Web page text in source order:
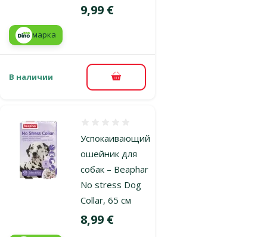
Цена
9,99 €
марка
В наличии В корзину
Успокаивающий
ошейник для
собак – Beaphar
No stress Dog
Collar, 65 см
Цена
8,99 €